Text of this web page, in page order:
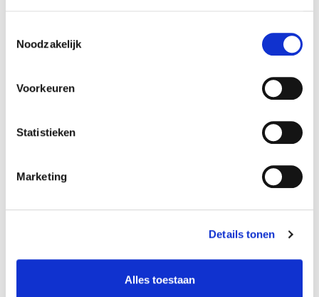
Noodzakelijk
Voorkeuren
Statistieken
Marketing
Details tonen
Alles toestaan